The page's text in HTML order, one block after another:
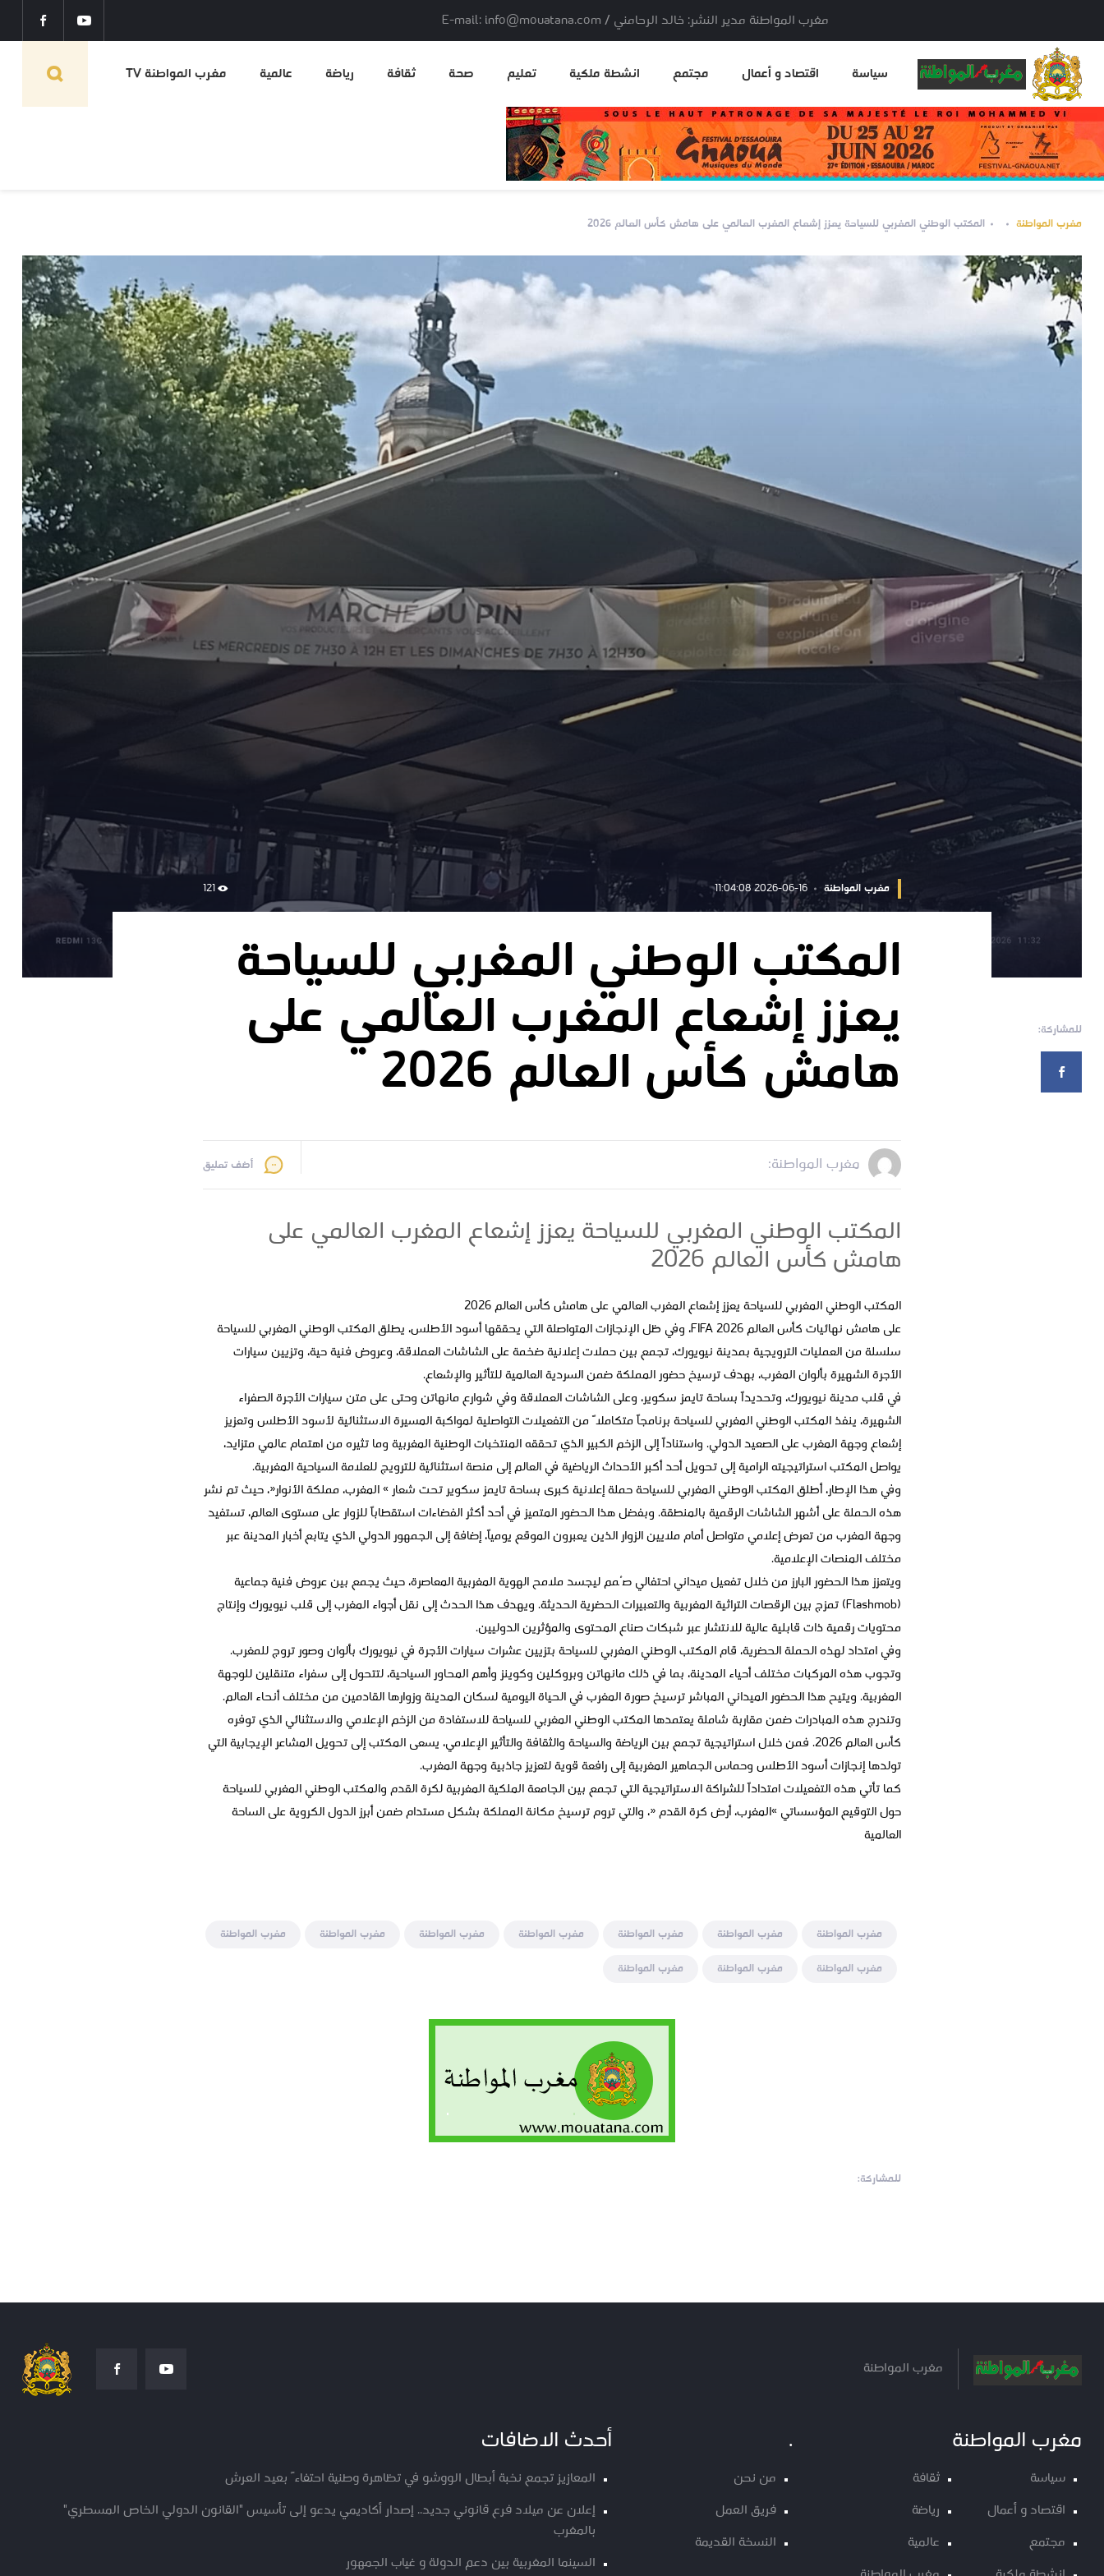
مغرب المواطنة مدير النشر: خالد الرحامني / E-mail: info@mouatana.com
سياسة اقتصاد و أعمال مجتمع انشطة ملكية تعليم صحة ثقافة رياضة عالمية مغرب المواطنة TV
مغرب المواطنة المكتب الوطني المغربي للسياحة يعزز إشعاع المغرب العالمي على هامش كأس العالم 2026
مغرب المواطنة 2026-06-16 11:04:08
121
للمشاركة:
المكتب الوطني المغربي للسياحة
يعزز إشعاع المغرب العالمي على
هامش كأس العالم 2026
مغرب المواطنة: أضف تعليق
المكتب الوطني المغربي للسياحة يعزز إشعاع المغرب العالمي على
هامش كأس العالم 2026
المكتب الوطني المغربي للسياحة يعزز إشعاع المغرب العالمي على هامش كأس العالم 2026
على هامش نهائيات كأس العالم FIFA 2026، وفي ظل الإنجازات المتواصلة التي يحققها أسود الأطلس، يطلق المكتب الوطني المغربي للسياحة
سلسلة من العمليات الترويجية بمدينة نيويورك، تجمع بين حملات إعلانية ضخمة على الشاشات العملاقة، وعروض فنية حية، وتزيين سيارات
الأجرة الشهيرة بألوان المغرب، بهدف ترسيخ حضور المملكة ضمن السردية العالمية للتأثير والإشعاع.
في قلب مدينة نيويورك، وتحديداً بساحة تايمز سكوير، وعلى الشاشات العملاقة وفي شوارع مانهاتن وحتى على متن سيارات الأجرة الصفراء
الشهيرة، ينفذ المكتب الوطني المغربي للسياحة برنامجاً متكاملاً من التفعيلات التواصلية لمواكبة المسيرة الاستثنائية لأسود الأطلس وتعزيز
إشعاع وجهة المغرب على الصعيد الدولي. واستناداً إلى الزخم الكبير الذي تحققه المنتخبات الوطنية المغربية وما تثيره من اهتمام عالمي متزايد،
يواصل المكتب استراتيجيته الرامية إلى تحويل أحد أكبر الأحداث الرياضية في العالم إلى منصة استثنائية للترويج للعلامة السياحية المغربية.
وفي هذا الإطار، أطلق المكتب الوطني المغربي للسياحة حملة إعلانية كبرى بساحة تايمز سكوير تحت شعار » المغرب، مملكة الأنوار«، حيث تم نشر
هذه الحملة على أشهر الشاشات الرقمية بالمنطقة. وبفضل هذا الحضور المتميز في أحد أكثر الفضاءات استقطاباً للزوار على مستوى العالم، تستفيد
وجهة المغرب من تعرض إعلامي متواصل أمام ملايين الزوار الذين يعبرون الموقع يومياً، إضافة إلى الجمهور الدولي الذي يتابع أخبار المدينة عبر
مختلف المنصات الإعلامية.
ويتعزز هذا الحضور البارز من خلال تفعيل ميداني احتفالي صُمم ليجسد ملامح الهوية المغربية المعاصرة، حيث يجمع بين عروض فنية جماعية
(Flashmob) تمزج بين الرقصات التراثية المغربية والتعبيرات الحضرية الحديثة. ويهدف هذا الحدث إلى نقل أجواء المغرب إلى قلب نيويورك وإنتاج
محتويات رقمية ذات قابلية عالية للانتشار عبر شبكات صناع المحتوى والمؤثرين الدوليين.
وفي امتداد لهذه الحملة الحضرية، قام المكتب الوطني المغربي للسياحة بتزيين عشرات سيارات الأجرة في نيويورك بألوان وصور تروج للمغرب.
وتجوب هذه المركبات مختلف أحياء المدينة، بما في ذلك مانهاتن وبروكلين وكوينز وأهم المحاور السياحية، لتتحول إلى سفراء متنقلين للوجهة
المغربية. ويتيح هذا الحضور الميداني المباشر ترسيخ صورة المغرب في الحياة اليومية لسكان المدينة وزوارها القادمين من مختلف أنحاء العالم.
وتندرج هذه المبادرات ضمن مقاربة شاملة يعتمدها المكتب الوطني المغربي للسياحة للاستفادة من الزخم الإعلامي والاستثنائي الذي توفره
كأس العالم 2026. فمن خلال استراتيجية تجمع بين الرياضة والسياحة والثقافة والتأثير الإعلامي، يسعى المكتب إلى تحويل المشاعر الإيجابية التي
تولدها إنجازات أسود الأطلس وحماس الجماهير المغربية إلى رافعة قوية لتعزيز جاذبية وجهة المغرب.
كما تأتي هذه التفعيلات امتداداً للشراكة الاستراتيجية التي تجمع بين الجامعة الملكية المغربية لكرة القدم والمكتب الوطني المغربي للسياحة
حول التوقيع المؤسساتي »المغرب، أرض كرة القدم «، والتي تروم ترسيخ مكانة المملكة بشكل مستدام ضمن أبرز الدول الكروية على الساحة
العالمية
مغرب المواطنة مغرب المواطنة مغرب المواطنة مغرب المواطنة مغرب المواطنة مغرب المواطنة
مغرب المواطنة
مغرب المواطنة
مغرب المواطنة مغرب المواطنة
للمشاركة:
مغرب المواطنة
مغرب المواطنة
سياسة
اقتصاد و أعمال
مجتمع
ثقافة
رياضة
عالمية
.
من نحن
فريق العمل
النسخة القديمة
أحدث الاضافات
المعازيز تجمع نخبة أبطال الووشو في تظاهرة وطنية احتفاءً بعيد العرش
إعلان عن ميلاد فرع قانوني جديد.. إصدار أكاديمي يدعو إلى تأسيس "القانون الدولي الخاص المسطري"
بالمغرب
السينما المغربية بين دعم الدولة و غياب الجمهور